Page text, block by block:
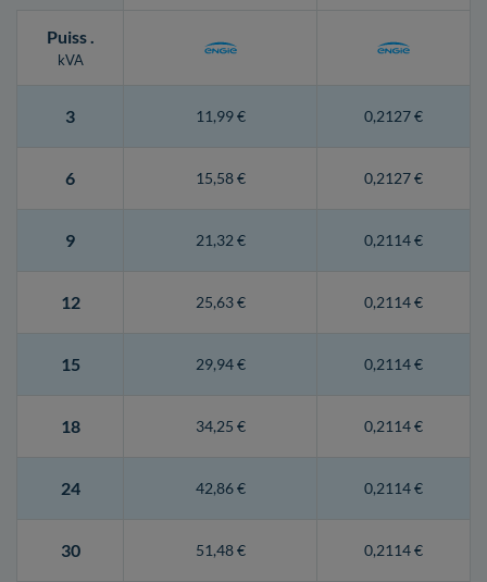
Puiss.
kVA
3 11,99 € 0,2127 €
6 15,58 € 0,2127 €
9 21,32 € 0,2114 €
12 25,63 € 0,2114 €
15 29,94 € 0,2114 €
18 34,25 € 0,2114 €
24 42,86 € 0,2114 €
30 51,48 € 0,2114 €